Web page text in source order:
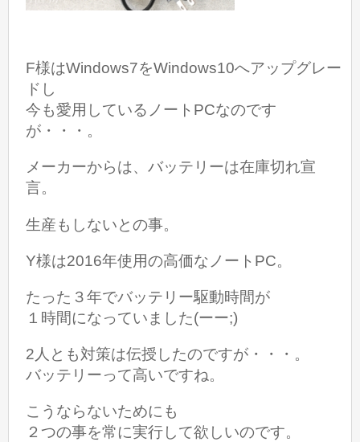
F様はWindows7をWindows10へアップグレー
ドし
今も愛用しているノートPCなのです
が・・・。
メーカーからは、バッテリーは在庫切れ宣
言。
生産もしないとの事。
Y様は2016年使用の高価なノートPC。
たった３年でバッテリー駆動時間が
１時間になっていました(ーー;)
2人とも対策は伝授したのですが・・・。
バッテリーって高いですね。
こうならないためにも
２つの事を常に実行して欲しいのです。